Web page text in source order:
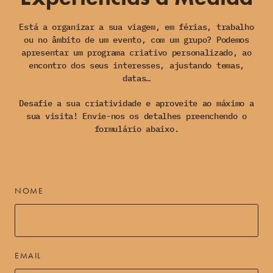
Está a organizar a sua viagem, em férias, trabalho
ou no âmbito de um evento, com um grupo? Podemos
apresentar um programa criativo personalizado, ao
encontro dos seus interesses, ajustando temas,
datas…
Desafie a sua criatividade e aproveite ao máximo a
sua visita! Envie-nos os detalhes preenchendo o
formulário abaixo.
NOME
EMAIL